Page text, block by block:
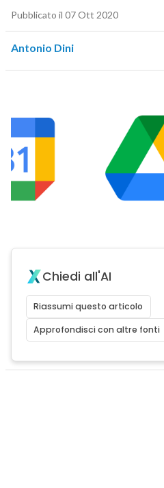
Pubblicato il 07 Ott 2020
Antonio Dini
Chiedi all'AI
Riassumi questo articolo
Approfondisci con altre fonti